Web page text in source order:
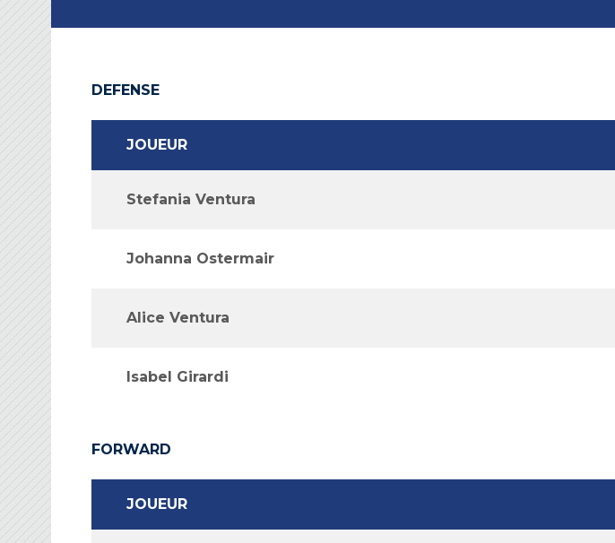
DEFENSE
JOUEUR
Stefania Ventura
Johanna Ostermair
Alice Ventura
Isabel Girardi
FORWARD
JOUEUR